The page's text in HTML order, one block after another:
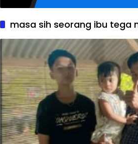
masa sih seorang ibu tega